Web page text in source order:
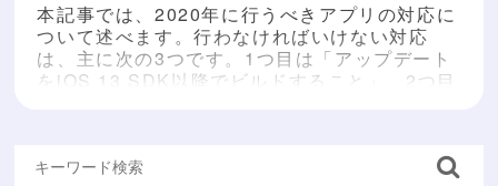
本記事では、2020年に行うべきアプリの対応に
ついて述べます。行わなければいけない対応
は、主に次の3つです。1つ目は「アップデート
をiOS 13 SDK以降でビルドすること」、2つ目
3つについてそれぞれ詳しくご説明します。 対